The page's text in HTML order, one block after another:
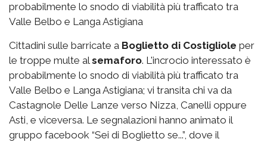
probabilmente lo snodo di viabilità più trafficato tra
Valle Belbo e Langa Astigiana
Cittadini sulle barricate a Boglietto di Costigliole per
le troppe multe alsemaforo. L'incrocio interessato è
probabilmente lo snodo di viabilità più trafficato tra
Valle Belbo e Langa Astigiana; vi transita chi va da
Castagnole Delle Lanze verso Nizza, Canelli oppure
Asti, e viceversa. Le segnalazioni hanno animato il
gruppo facebook “Sei di Boglietto se...”, dove il